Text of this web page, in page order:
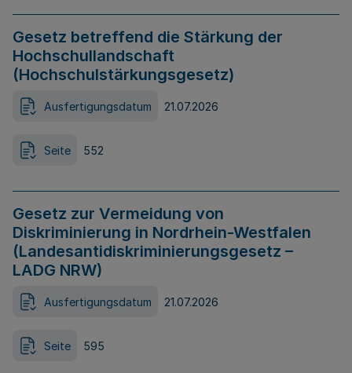
Gesetz betreffend die Stärkung der
Hochschullandschaft
(Hochschulstärkungsgesetz)
Ausfertigungsdatum 21.07.2026
Seite 552
Gesetz zur Vermeidung von
Diskriminierung in Nordrhein-Westfalen
(Landesantidiskriminierungsgesetz –
LADG NRW)
Ausfertigungsdatum 21.07.2026
Seite 595